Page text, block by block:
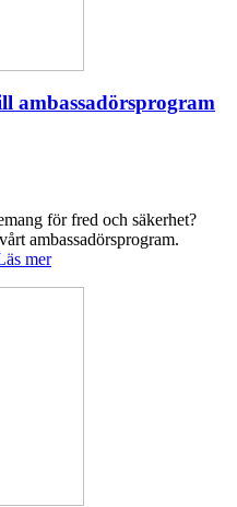
ambassadörsprogram
för fred och säkerhet?
ambassadörsprogram.
mer